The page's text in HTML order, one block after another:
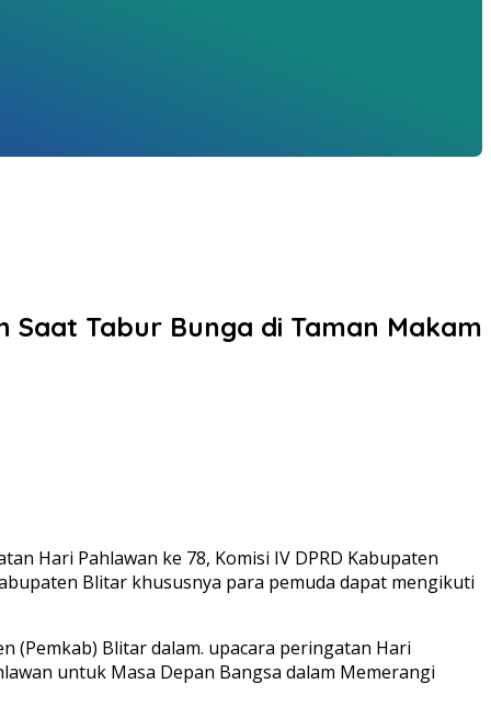
Saat Tabur Bunga di Taman Makam
Hari Pahlawan ke 78, Komisi IV DPRD Kabupaten
Blitar khususnya para pemuda dapat mengikuti
(Pemkab) Blitar dalam. upacara peringatan Hari
untuk Masa Depan Bangsa dalam Memerangi